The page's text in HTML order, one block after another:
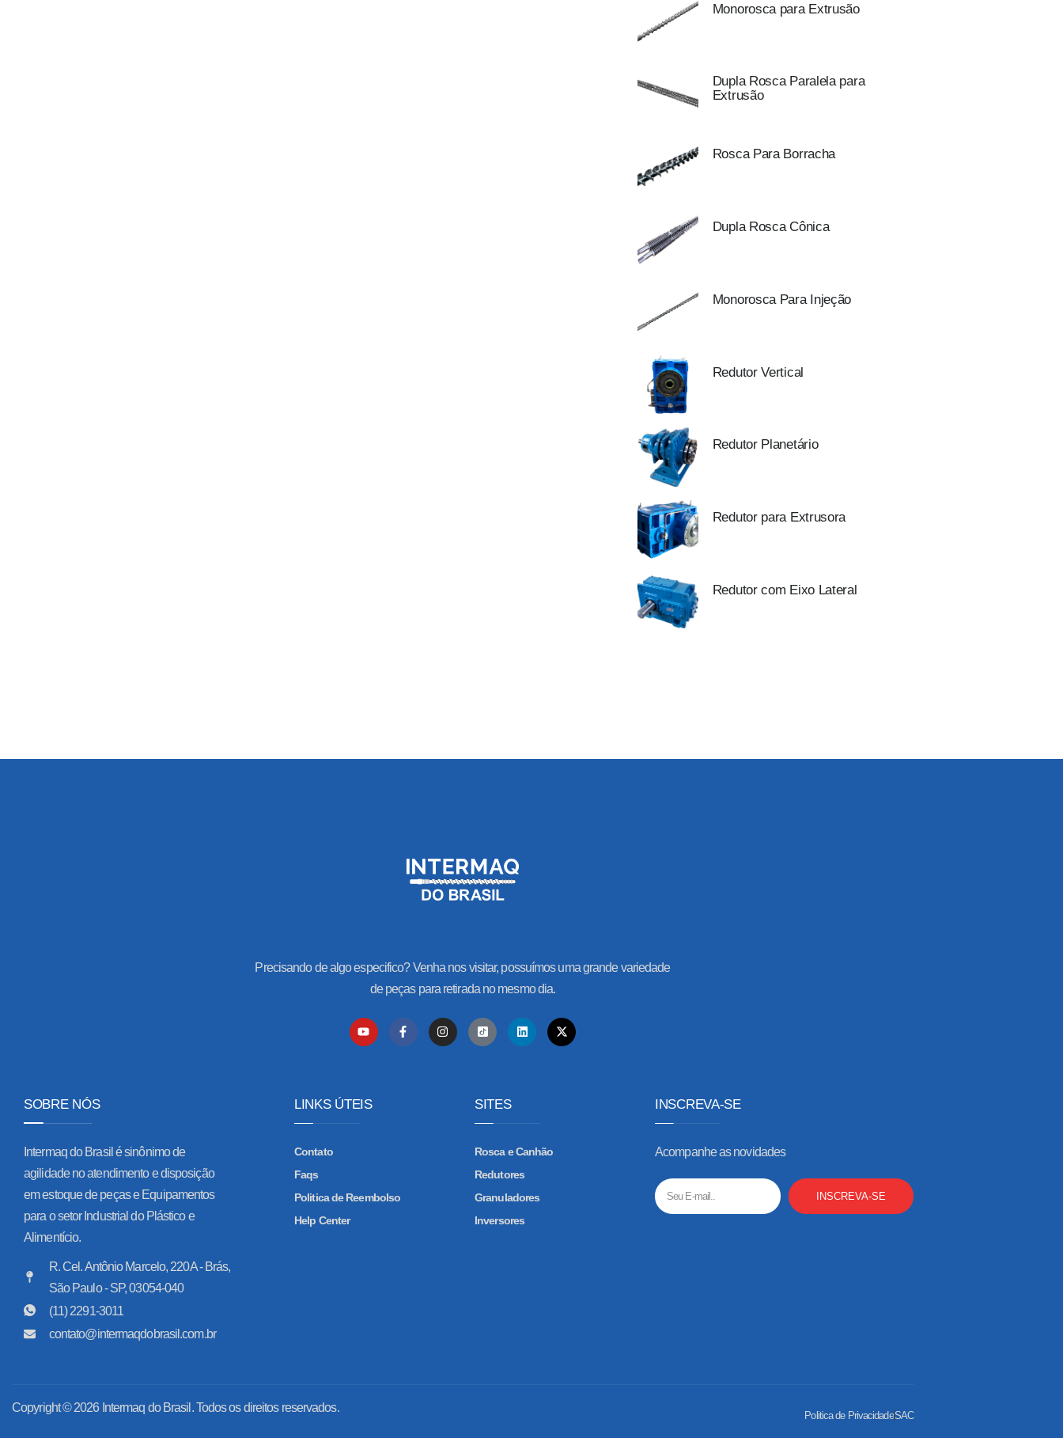
Monorosca para Extrusão
Dupla Rosca Paralela para
Extrusão
Rosca Para Borracha
Dupla Rosca Cônica
Monorosca Para Injeção
Redutor Vertical
Redutor Planetário
Redutor para Extrusora
Redutor com Eixo Lateral
Precisando de algo especifico? Venha nos visitar, possuímos uma grande variedade
de peças para retirada no mesmo dia.
SOBRE NÓS
Intermaq do Brasil é sinônimo de
agilidade no atendimento e disposição
em estoque de peças e Equipamentos
para o setor Industrial do Plástico e
Alimentício.
R. Cel. Antônio Marcelo, 220A - Brás,
São Paulo - SP, 03054-040
(11) 2291-3011
contato@intermaqdobrasil.com.br
LINKS ÚTEIS
Contato
Faqs
Politica de Reembolso
Help Center
SITES
Rosca e Canhão
Redutores
Granuladores
Inversores
INSCREVA-SE
Acompanhe as novidades
INSCREVA-SE
Copyright © 2026 Intermaq do Brasil. Todos os direitos reservados.
Politica de PrivacidadeSAC